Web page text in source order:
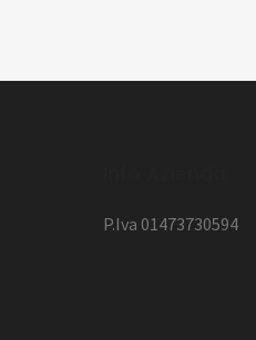
P.Iva 01473730594